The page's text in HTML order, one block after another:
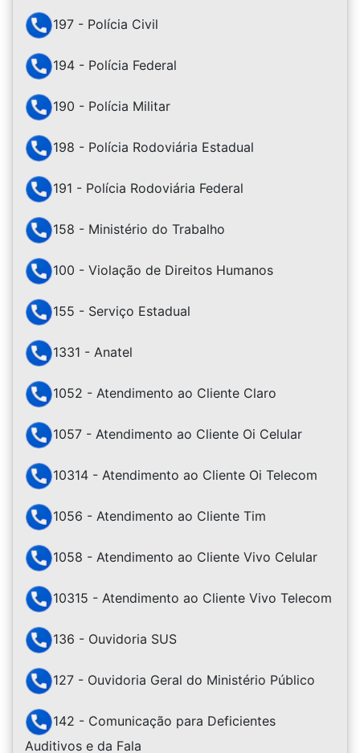
197 - Polícia Civil
194 - Polícia Federal
190 - Polícia Militar
198 - Polícia Rodoviária Estadual
191 - Polícia Rodoviária Federal
158 - Ministério do Trabalho
100 - Violação de Direitos Humanos
155 - Serviço Estadual
1331 - Anatel
1052 - Atendimento ao Cliente Claro
1057 - Atendimento ao Cliente Oi Celular
10314 - Atendimento ao Cliente Oi Telecom
1056 - Atendimento ao Cliente Tim
1058 - Atendimento ao Cliente Vivo Celular
10315 - Atendimento ao Cliente Vivo Telecom
136 - Ouvidoria SUS
127 - Ouvidoria Geral do Ministério Público
142 - Comunicação para Deficientes
Auditivos e da Fala